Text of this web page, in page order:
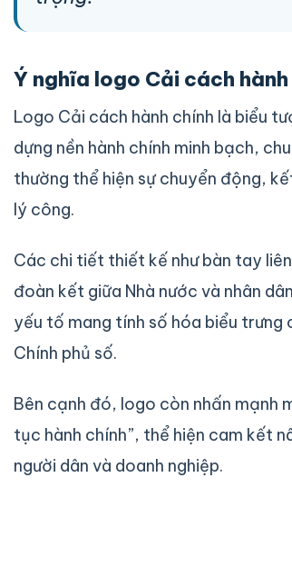
Ý nghĩa logo Cải cách
Logo Cải cách hành chính là biểu
dựng nền hành chính minh bạch,
thường thể hiện sự chuyển động,
lý công.
Các chi tiết thiết kế như bàn tay
đoàn kết giữa Nhà nước và nhân
yếu tố mang tính số hóa biểu trưng
Chính phủ số.
Bên cạnh đó, logo còn nhấn mạnh
tục hành chính”, thể hiện cam kết
người dân và doanh nghiệp.